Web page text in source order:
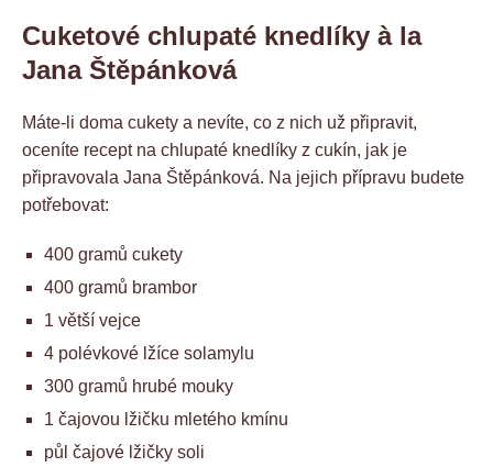
Cuketové chlupaté knedlíky à la
Jana Štěpánková
Máte-li doma cukety a nevíte, co z nich už připravit,
oceníte recept na chlupaté knedlíky z cukín, jak je
připravovala Jana Štěpánková. Na jejich přípravu budete
potřebovat:
400 gramů cukety
400 gramů brambor
1 větší vejce
4 polévkové lžíce solamylu
300 gramů hrubé mouky
1 čajovou lžičku mletého kmínu
půl čajové lžičky soli